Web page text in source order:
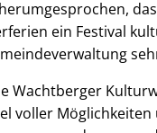
ein Festival
Wachtberger
voller